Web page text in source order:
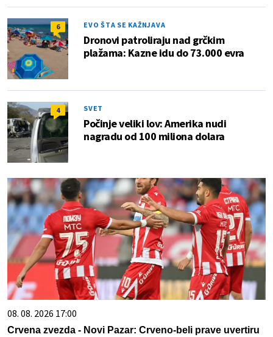
6 EVO ŠTA SE KAŽNJAVA
Dronovi patroliraju nad grčkim
plažama: Kazne idu do 73.000 evra
4 SVET
Počinje veliki lov: Amerika nudi
nagradu od 100 miliona dolara
08. 08. 2026 17:00
Crvena zvezda - Novi Pazar: Crveno-beli prave uvertiru